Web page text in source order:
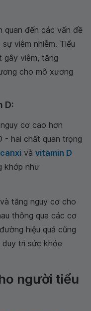
quan đến các vấn đề
viêm nhiễm. Tiểu
gây viêm, tăng
cho mô xương
D:
cơ cao hơn
- hai chất quan trọng
canxi và vitamin D
khớp như
tăng nguy cơ cho
thông qua các cơ
hiệu quả cũng
trì sức khỏe
người tiểu